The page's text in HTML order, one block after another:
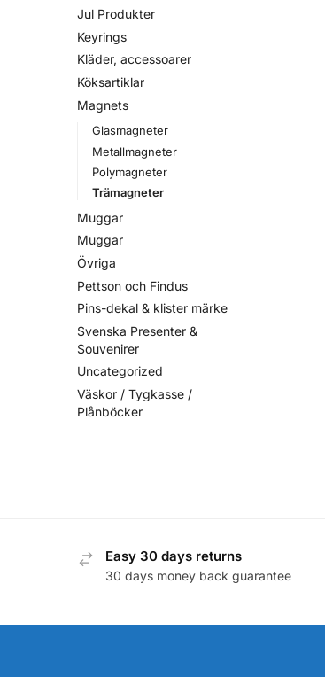
Jul Produkter
Keyrings
Kläder, accessoarer
Köksartiklar
Magnets
Glasmagneter
Metallmagneter
Polymagneter
Trämagneter
Muggar
Muggar
Övriga
Pettson och Findus
Pins-dekal & klister märke
Svenska Presenter &
Souvenirer
Uncategorized
Väskor / Tygkasse /
Plånböcker
Easy 30 days returns
30 days money back guarantee